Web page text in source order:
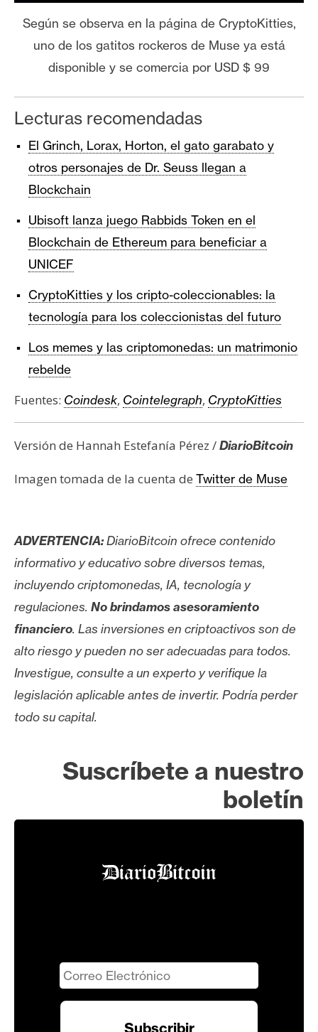
Según se observa en la página de CryptoKitties,
uno de los gatitos rockeros de Muse ya está
disponible y se comercia por USD $ 99
Lecturas recomendadas
El Grinch, Lorax, Horton, el gato garabato y
otros personajes de Dr. Seuss llegan a
Blockchain
Ubisoft lanza juego Rabbids Token en el
Blockchain de Ethereum para beneficiar a
UNICEF
CryptoKitties y los cripto-coleccionables: la
tecnología para los coleccionistas del futuro
Los memes y las criptomonedas: un matrimonio
rebelde
Fuentes: Coindesk, Cointelegraph, CryptoKitties
Versión de Hannah Estefanía Pérez /DiarioBitcoin
Imagen tomada de la cuenta de Twitter de Muse
ADVERTENCIA:DiarioBitcoin ofrece contenido
informativo y educativo sobre diversos temas,
incluyendo criptomonedas, IA, tecnología y
regulaciones. No brindamos asesoramiento
financiero. Las inversiones en criptoactivos son de
alto riesgo y pueden no ser adecuadas para todos.
Investigue, consulte a un experto y verifique la
legislación aplicable antes de invertir. Podría perder
todo su capital.
Suscríbete a nuestro
boletín